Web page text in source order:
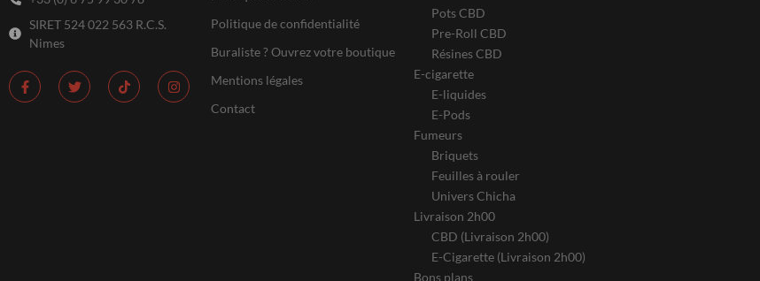
SIRET 524 022 563 R.C.S.
Nimes
Politique de confidentialité
Buraliste ? Ouvrez votre boutique
Mentions légales
Contact
Pots CBD
Pre-Roll CBD
Résines CBD
E-cigarette
E-liquides
E-Pods
Fumeurs
Briquets
Feuilles à rouler
Univers Chicha
Livraison 2h00
CBD (Livraison 2h00)
E-Cigarette (Livraison 2h00)
Bons plans